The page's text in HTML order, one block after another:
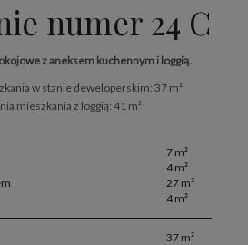
numer 24 C
z aneksem kuchennym i loggią.
w stanie deweloperskim: 37 m²
mieszkania z loggią: 41 m²
7 m²
4 m²
27 m²
4 m²
37 m²